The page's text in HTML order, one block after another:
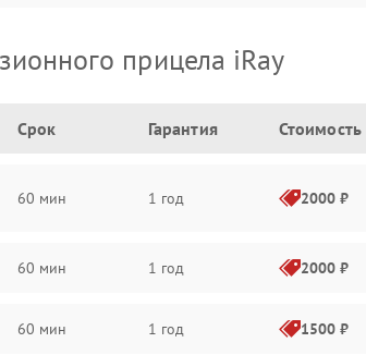
прицела iRay
Срок Гарантия Стоимость
60 мин 1 год 2000 ₽
60 мин 1 год 2000 ₽
60 мин 1 год 1500 ₽